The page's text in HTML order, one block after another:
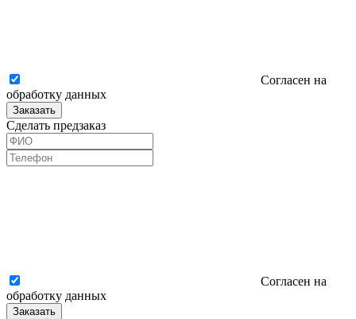
Согласен на
обработку данных
Заказать
Сделать предзаказ
Согласен на
обработку данных
Заказать